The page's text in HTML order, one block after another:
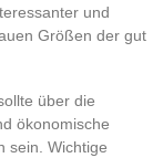
und
Größen der gut
über die
ökonomische
sein. Wichtige